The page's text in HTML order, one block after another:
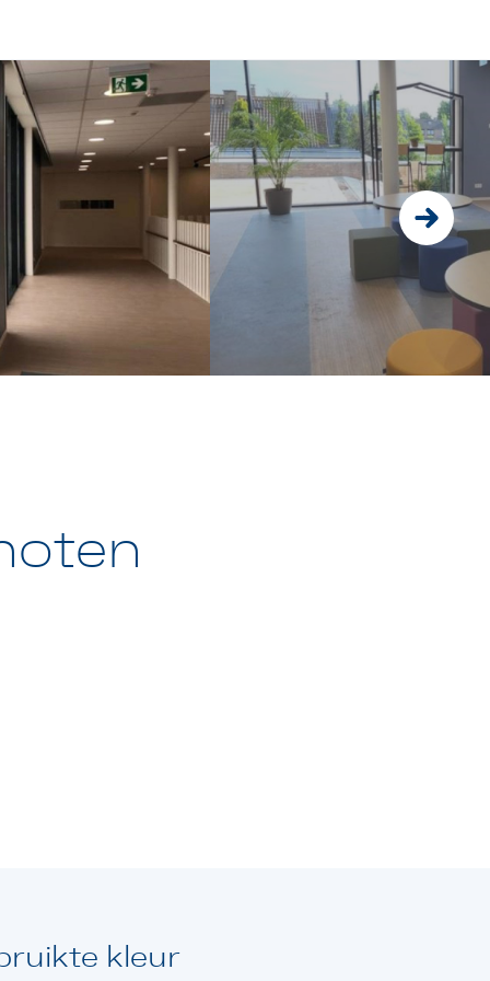
kleur